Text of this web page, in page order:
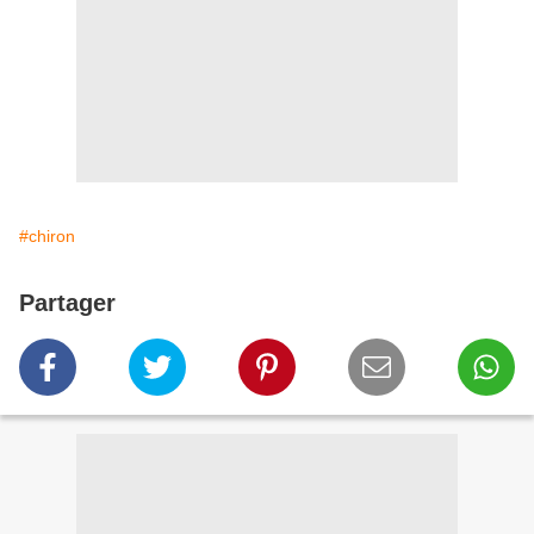
#chiron
Partager